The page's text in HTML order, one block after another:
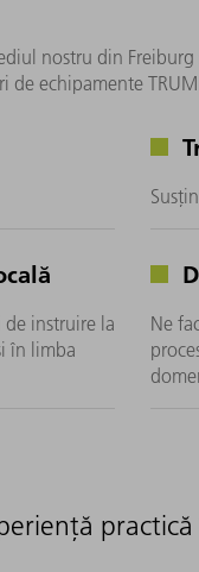
nostru din
de echipamente
de instruire la
în limba
Ne